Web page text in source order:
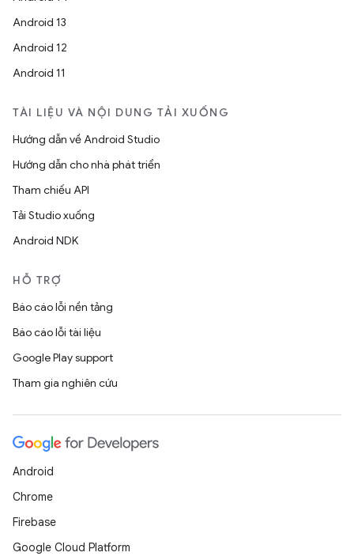
Android 13
Android 12
Android 11
TÀI LIỆU VÀ NỘI DUNG TẢI XUỐNG
Hướng dẫn về Android Studio
Hướng dẫn cho nhà phát triển
Tham chiếu API
Tải Studio xuống
Android NDK
HỖ TRỢ
Báo cáo lỗi nền tảng
Báo cáo lỗi tài liệu
Google Play support
Tham gia nghiên cứu
Android
Chrome
Firebase
Google Cloud Platform